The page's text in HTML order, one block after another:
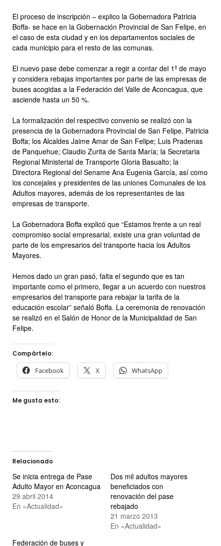
El proceso de inscripción – explico la Gobernadora Patricia
Boffa- se hace en la Gobernación Provincial de San Felipe, en
el caso de esta ciudad y en los departamentos sociales de
cada municipio para el resto de las comunas.
El nuevo pase debe comenzar a regir a contar del 1º de mayo
y considera rebajas importantes por parte de las empresas de
buses acogidas a la Federación del Valle de Aconcagua, que
asciende hasta un 50 %.
La formalización del respectivo convenio se realizó con la
presencia de la Gobernadora Provincial de San Felipe, Patricia
Boffa; los Alcaldes Jaime Amar de San Felipe; Luis Pradenas
de Panquehue; Claudio Zurita de Santa María; la Secretaria
Regional Ministerial de Transporte Gloria Basualto; la
Directora Regional del Sename Ana Eugenia García, así como
los concejales y presidentes de las uniones Comunales de los
Adultos mayores, además de los representantes de las
empresas de transporte.
La Gobernadora Boffa explicó que “Estamos frente a un real
compromiso social empresarial, existe una gran voluntad de
parte de los empresarios del transporte hacia los Adultos
Mayores.
Hemos dado un gran pasó, falta el segundo que es tan
importante como el primero, llegar a un acuerdo con nuestros
empresarios del transporte para rebajar la tarifa de la
educación escolar” señaló Boffa. La ceremonia de renovación
se realizó en el Salón de Honor de la Municipalidad de San
Felipe.
Compártelo:
Facebook X WhatsApp
Me gusta esto:
Relacionado
Se inicia entrega de Pase
Adulto Mayor en Aconcagua
29 abril 2014
En «Actualidad»
Dos mil adultos mayores
beneficiados con
renovación del pase
rebajado
21 marzo 2013
En «Actualidad»
Federación de buses y